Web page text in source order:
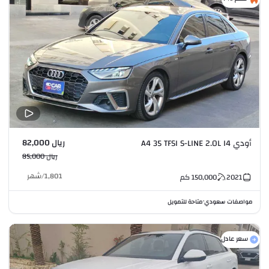
أودي A4 35 TFSI S-LINE 2.0L I4 ريال 82,000
ريال 85,000
2021
150,000كم 1,801
/شهر
مواصفات سعودي•متاحة للتمويل
سعر عادل